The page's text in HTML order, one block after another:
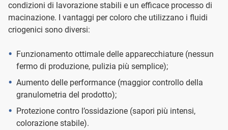
condizioni di lavorazione stabili e un efficace processo di
macinazione. I vantaggi per coloro che utilizzano i fluidi
criogenici sono diversi:
Funzionamento ottimale delle apparecchiature (nessun
fermo di produzione, pulizia più semplice);
Aumento delle performance (maggior controllo della
granulometria del prodotto);
Protezione contro l’ossidazione (sapori più intensi,
colorazione stabile).